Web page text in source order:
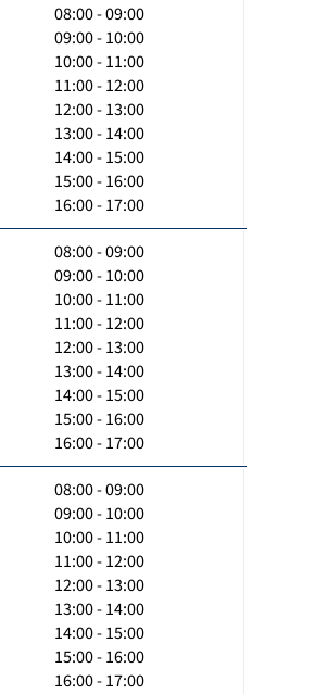
08:00 - 09:00
09:00 - 10:00
10:00 - 11:00
11:00 - 12:00
12:00 - 13:00
13:00 - 14:00
14:00 - 15:00
15:00 - 16:00
16:00 - 17:00
08:00 - 09:00
09:00 - 10:00
10:00 - 11:00
11:00 - 12:00
12:00 - 13:00
13:00 - 14:00
14:00 - 15:00
15:00 - 16:00
16:00 - 17:00
08:00 - 09:00
09:00 - 10:00
10:00 - 11:00
11:00 - 12:00
12:00 - 13:00
13:00 - 14:00
14:00 - 15:00
15:00 - 16:00
16:00 - 17:00